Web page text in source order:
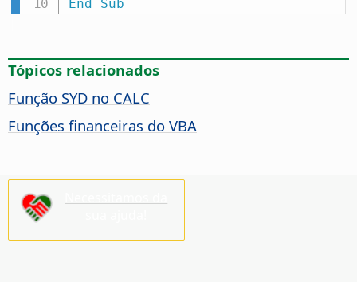
End
Sub
Tópicos relacionados
Função SYD no CALC
Funções financeiras do VBA